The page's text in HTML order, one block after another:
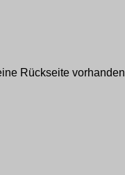
Rückseite vorhanden